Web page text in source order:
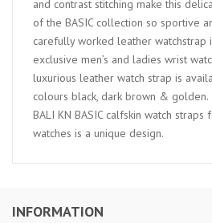
INFORMATION
and contrast stitching make this
of the BASIC collection so sportive
carefully worked leather watchstrap
exclusive men’s and ladies wrist
luxurious leather watch strap is
colours black, dark brown &
BALI KN BASIC calfskin watch
watches is a unique design.